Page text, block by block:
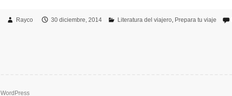
Rayco 30 diciembre, 2014 Literatura del viajero Prepara tu viaje
WordPress